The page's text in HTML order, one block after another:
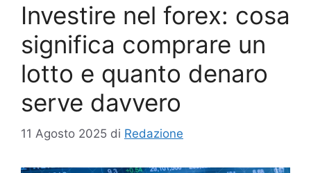
Investire nel forex: cosa
significa comprare un
lotto e quanto denaro
serve davvero
11 Agosto 2025 di Redazione